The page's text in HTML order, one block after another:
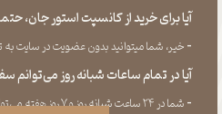
آیا برای خرید از کانسپت استور جان،
​​​​​​​- خیر، شما میتوانید بدون عضویت در سایت
آیا در تمام ساعات شبانه روز می‌توانم
​​​​​​​​​​​​​​- شما در ۲۴ ساعت شبانه روز و ۷ روز هفته می‌‏توانید سفارش خود را ثبت کنید.